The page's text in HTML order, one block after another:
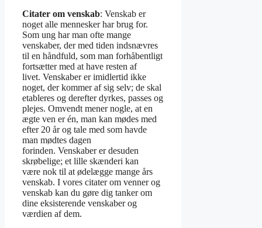
Citater om venskab: Venskab er
noget alle mennesker har brug for.
Som ung har man ofte mange
venskaber, der med tiden indsnævres
til en håndfuld, som man forhåbentligt
fortsætter med at have resten af
livet. Venskaber er imidlertid ikke
noget, der kommer af sig selv; de skal
etableres og derefter dyrkes, passes og
plejes. Omvendt mener nogle, at en
ægte ven er én, man kan mødes med
efter 20 år og tale med som havde
man mødtes dagen
forinden. Venskaber er desuden
skrøbelige; et lille skænderi kan
være nok til at ødelægge mange års
venskab. I vores citater om venner og
venskab kan du gøre dig tanker om
dine eksisterende venskaber og
værdien af dem.